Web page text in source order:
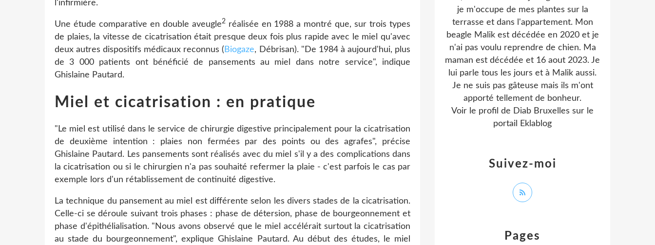
l'infirmière.
Une étude comparative en double aveugle2réalisée en 1988 a montré que, sur trois types
de plaies, la vitesse de cicatrisation était presque deux fois plus rapide avec le miel qu'avec
deux autres dispositifs médicaux reconnus ( Biogaze, Débrisan). "De 1984 à aujourd'hui, plus
de 3 000 patients ont bénéficié de pansements au miel dans notre service", indique
Ghislaine Pautard.
Miel et cicatrisation : en pratique
"Le miel est utilisé dans le service de chirurgie digestive principalement pour la cicatrisation
de deuxième intention : plaies non fermées par des points ou des agrafes", précise
Ghislaine Pautard. Les pansements sont réalisés avec du miel s'il y a des complications dans
la cicatrisation ou si le chirurgien n'a pas souhaité refermer la plaie - c'est parfois le cas par
exemple lors d'un rétablissement de continuité digestive.
La technique du pansement au miel est différente selon les divers stades de la cicatrisation.
Celle-ci se déroule suivant trois phases : phase de détersion, phase de bourgeonnement et
phase d'épithélialisation. "Nous avons observé que le miel accélérait surtout la cicatrisation
au stade du bourgeonnement", explique Ghislaine Pautard. Au début des études, le miel
Pages
Suivez-moi
je m'occupe de mes plantes sur la
terrasse et dans l'appartement. Mon
beagle Malik est décédée en 2020 et je
n'ai pas voulu reprendre de chien. Ma
maman est décédée et 16 aout 2023. Je
lui parle tous les jours et à Malik aussi.
Je ne suis pas gâteuse mais ils m'ont
apporté tellement de bonheur.
Voir le profil de Diab Bruxelles sur le
portail Eklablog